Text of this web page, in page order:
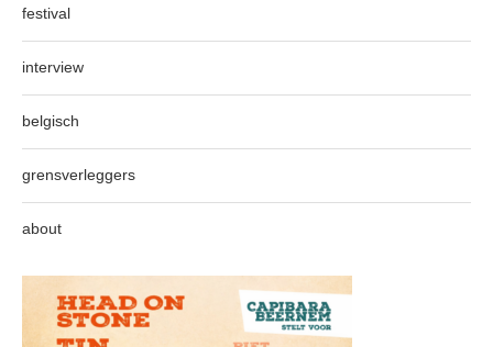
festival
interview
belgisch
grensverleggers
about